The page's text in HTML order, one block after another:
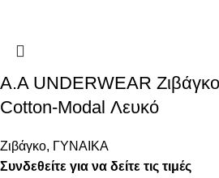
Α.A UNDERWEAR
Cotton-Modal Λευκό
Ζιβάγκο, ΓΥΝΑΙΚΑ
Συνδεθείτε για να δείτε τις τιμές